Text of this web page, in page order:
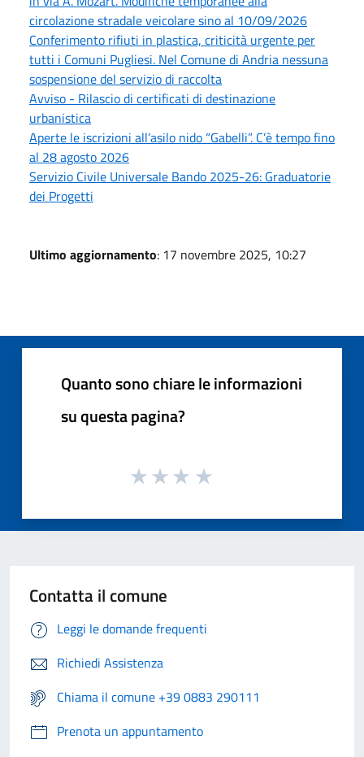
circolazione stradale veicolare sino al 10/09/2026
Conferimento rifiuti in plastica, criticità urgente per
tutti i Comuni Pugliesi. Nel Comune di Andria nessuna
sospensione del servizio di raccolta
Avviso - Rilascio di certificati di destinazione
urbanistica
Aperte le iscrizioni all’asilo nido “Gabelli”. C’è tempo fino
al 28 agosto 2026
Servizio Civile Universale Bando 2025-26: Graduatorie
dei Progetti
Ultimo aggiornamento: 17 novembre 2025, 10:27
Quanto sono chiare le informazioni
su questa pagina?
Contatta il comune
Leggi le domande frequenti
Richiedi Assistenza
Chiama il comune +39 0883 290111
Prenota un appuntamento